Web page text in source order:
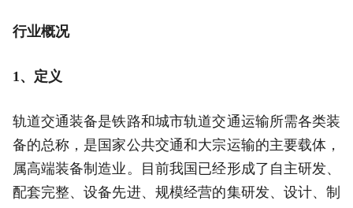
行业概况
1、定义
轨道交通装备是铁路和城市轨道交通运输所需各类装
备的总称，是国家公共交通和大宗运输的主要载体，
属高端装备制造业。目前我国已经形成了自主研发、
配套完整、设备先进、规模经营的集研发、设计、制